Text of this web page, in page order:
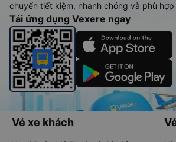
chuyển tiết kiệm, nhanh chóng và phù hợp
Tải ứng dụng Vexere ngay
Vé xe khách